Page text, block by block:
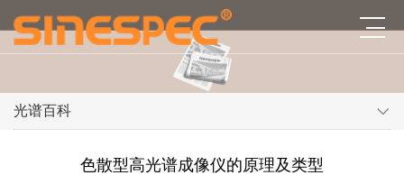
光谱百科
色散型高光谱成像仪的原理及类型